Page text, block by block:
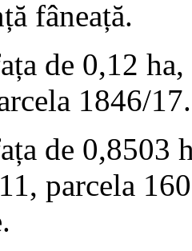
fâneață.
de 0,12
1846/17.
de 0,8503
parcela